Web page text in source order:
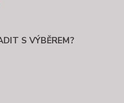
S VÝBĚREM?